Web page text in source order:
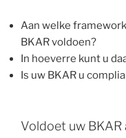
Aan welke
BKAR voldoen?
In hoeverre kunt u
Is uw BKAR u
Voldoet uw